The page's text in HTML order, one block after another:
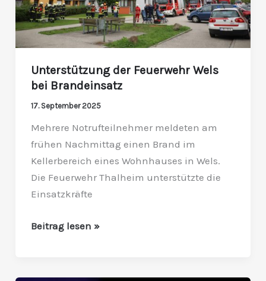
Unterstützung der Feuerwehr Wels
bei Brandeinsatz
17. September 2025
Mehrere Notrufteilnehmer meldeten am
frühen Nachmittag einen Brand im
Kellerbereich eines Wohnhauses in Wels.
Die Feuerwehr Thalheim unterstützte die
Einsatzkräfte
Beitrag lesen »